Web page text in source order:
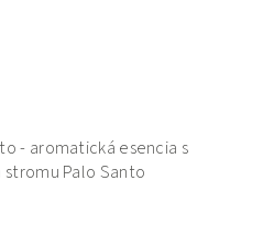
- aromatická esencia s
Palo Santo